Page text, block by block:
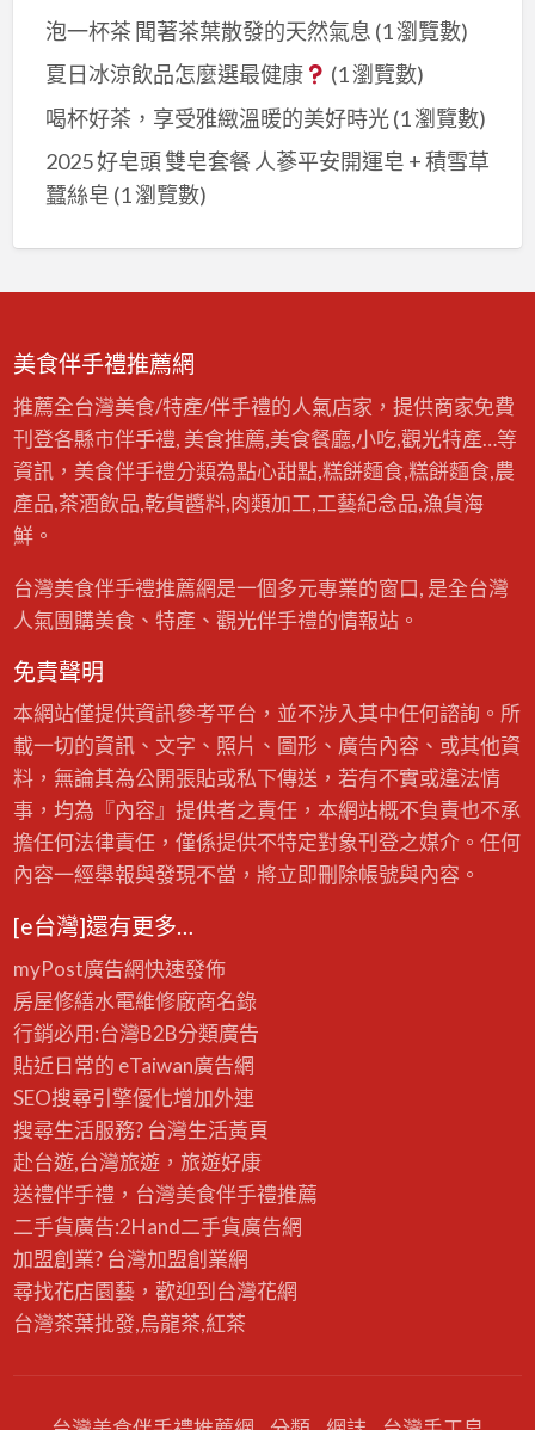
泡一杯茶 聞著茶葉散發的天然氣息 (1 瀏覽數)
夏日冰涼飲品怎麼選最健康
(1 瀏覽數)
喝杯好茶，享受雅緻溫暖的美好時光(1 瀏覽數)
2025 好皂頭 雙皂套餐 人蔘平安開運皂 + 積雪草
蠶絲皂 (1 瀏覽數)
美食伴手禮推薦網
推薦全台灣美食/特產/伴手禮的人氣店家，提供商家免費
刊登各縣市伴手禮, 美食推薦,美食餐廳,小吃,觀光特產…等
資訊，美食伴手禮分類為點心甜點,糕餅麵食,糕餅麵食,農
產品,茶酒飲品,乾貨醬料,肉類加工,工藝紀念品,漁貨海
鮮。
台灣美食伴手禮推薦網是一個多元專業的窗口, 是全台灣
人氣團購美食、特產、觀光伴手禮的情報站。
免責聲明
本網站僅提供資訊參考平台，並不涉入其中任何諮詢。所
載一切的資訊、文字、照片、圖形、廣告內容、或其他資
料，無論其為公開張貼或私下傳送，若有不實或違法情
事，均為『內容』提供者之責任，本網站概不負責也不承
擔任何法律責任，僅係提供不特定對象刊登之媒介。任何
內容一經舉報與發現不當，將立即刪除帳號與內容。
[e台灣]還有更多…
myPost廣告網快速發佈
房屋修繕水電維修廠商名錄
行銷必用:台灣B2B分類廣告
貼近日常的 eTaiwan廣告網
SEO搜尋引擎優化增加外連
搜尋生活服務? 台灣生活黃頁
赴台遊,台灣旅遊，旅遊好康
送禮伴手禮，台灣美食伴手禮推薦
二手貨廣告:2Hand二手貨廣告網
加盟創業? 台灣加盟創業網
尋找花店園藝，歡迎到 台灣花網
台灣茶葉批發,烏龍茶,紅茶